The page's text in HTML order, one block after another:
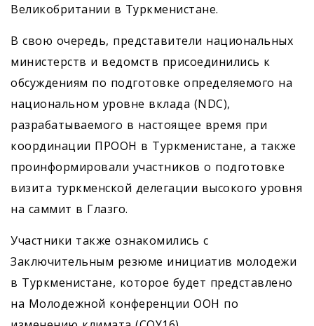
Великобритании в Туркменистане.
В свою очередь, представители национальных
министерств и ведомств присоединились к
обсуждениям по подготовке определяемого на
национальном уровне вклада (NDC),
разрабатываемого в настоящее время при
координации ПРООН в Туркменистане, а также
проинформировали участников о подготовке
визита туркменской делегации высокого уровня
на саммит в Глазго.
Участники также ознакомились с
Заключительным резюме инициатив молодежи
в Туркменистане, которое будет представлено
на Молодежной конференции ООН по